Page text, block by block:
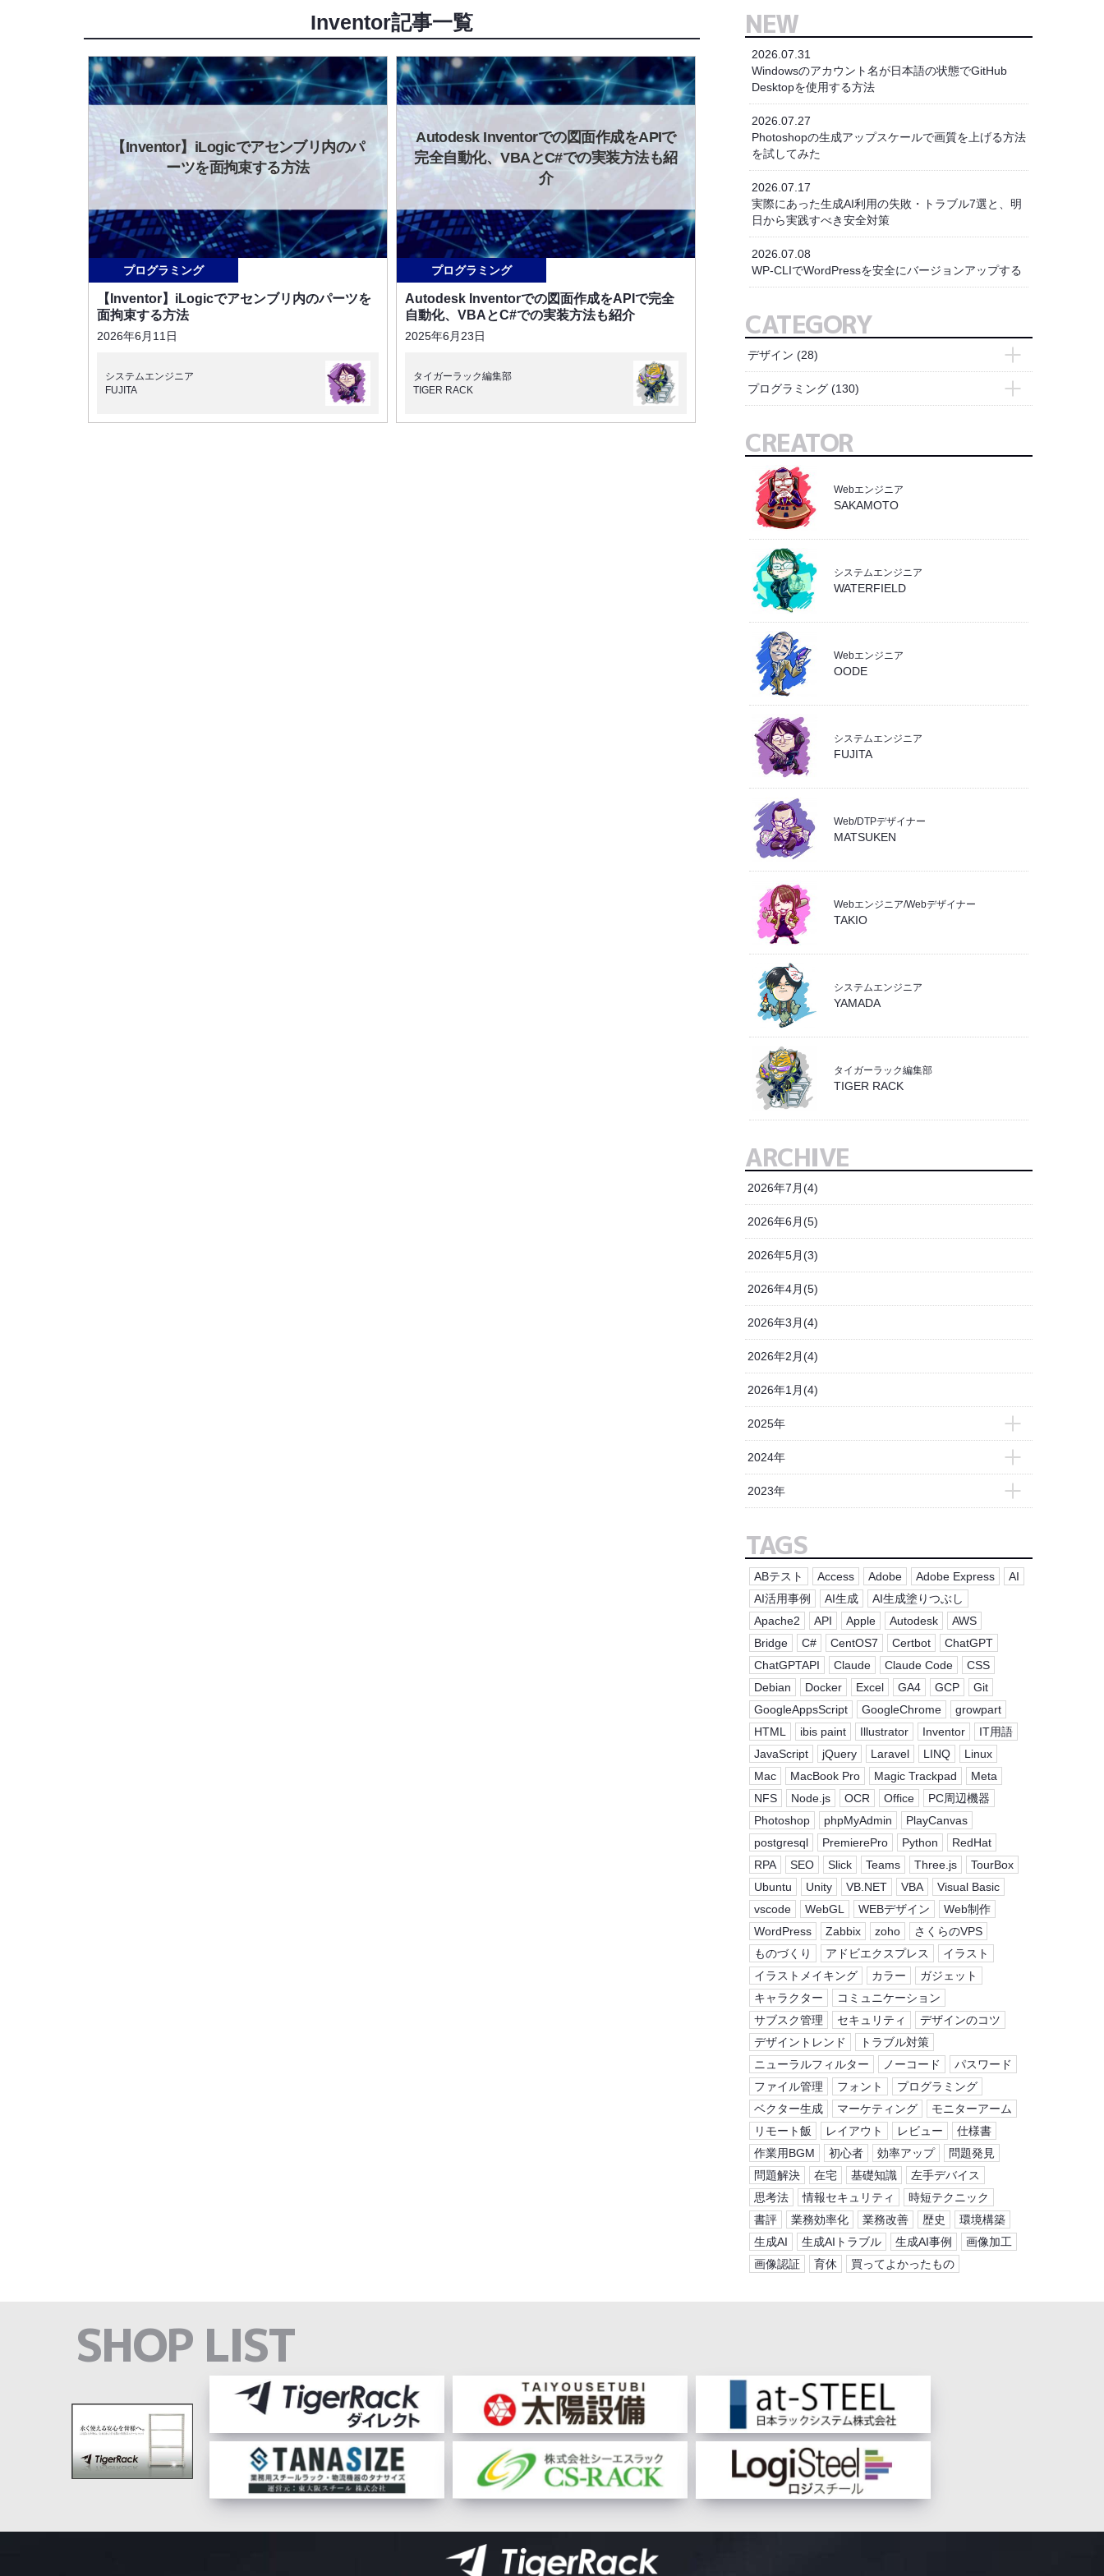
Inventor記事一覧
【Inventor】iLogicでアセンブリ内のパ
ーツを面拘束する方法
プログラミング
【Inventor】iLogicでアセンブリ内のパーツを
面拘束する方法
2026年6月11日
システムエンジニア
FUJITA
Autodesk Inventorでの図面作成をAPIで
完全自動化、VBAとC#での実装方法も紹
介
プログラミング
Autodesk Inventorでの図面作成をAPIで完全
自動化、VBAとC#での実装方法も紹介
2025年6月23日
タイガーラック編集部
TIGER RACK
NEW
2026.07.31
Windowsのアカウント名が日本語の状態でGitHub
Desktopを使用する方法
2026.07.27
Photoshopの生成アップスケールで画質を上げる方法
を試してみた
2026.07.17
実際にあった生成AI利用の失敗・トラブル7選と、明
日から実践すべき安全対策
2026.07.08
WP-CLIでWordPressを安全にバージョンアップする
CATEGORY
デザイン (28)
- Adobe Express(2)
- Bridge(1)
- Illustrator(7)
- Photoshop(10)
- PremierePro
(1)
- イラスト(5)
- 業務効率化(4)
プログラミング(130)
- Docker(4)
- Excel(3)
- git(6)
- Linux(20)
- PHP(12)
- SQL(18)
- WebGL(1)
- wordpress(4)
- ZOHO(6)
- システム
- バックエンド
- フロントエンド
- 業務効率化
(35)
CREATOR
Webエンジニア
SAKAMOTO
システムエンジニア
WATERFIELD
Webエンジニア
OODE
システムエンジニア
FUJITA
Web/DTPデザイナー
MATSUKEN
Webエンジニア/Webデザイナー
TAKIO
システムエンジニア
YAMADA
タイガーラック編集部
TIGER RACK
ARCHIVE
2026年7月(4)
2026年6月(5)
2026年5月(3)
2026年4月(5)
2026年3月(4)
2026年2月(4)
2026年1月(4)
2025年
- 2025年12月(3)
- 2025年11月(4)
- 2025年10月(6)
- 2025年8月(3)
- 2025年7月(4)
- 2025年6月(5)
- 2025年5月(4)
- 2025年4月(4)
- 2025年3月(4)
- 2025年2月(4)
- 2025年1月(5)
2024年
- 2024年12月(3)
- 2024年11月(5)
- 2024年10月(4)
- 2024年9月(4)
- 2024年8月(3)
- 2024年7月(5)
- 2024年6月(4)
- 2024年5月(4)
- 2024年4月(4)
- 2024年3月(4)
- 2024年2月(5)
- 2024年1月(3)
2023年
- 2023年11月(4)
- 2023年10月(4)
- 2023年9月(5)
- 2023年8月(2)
- 2023年7月(4)
- 2023年6月(1)
- 2023年5月(1)
- 2023年4月(8)
TAGS
ABテスト Access Adobe Adobe Express
AI
AI活用事例
AI生成
AI生成塗りつぶし
Apache2
API Apple Autodesk
AWS
Bridge
C# CentOS7 Certbot
ChatGPT
ChatGPTAPI
Claude Claude Code
CSS
Debian
Docker Excel GA4 GCP
Git
GoogleAppsScript
GoogleChrome
growpart
HTML
ibis paint Illustrator Inventor
IT用語
JavaScript
jQuery Laravel LINQ
Linux
Mac
MacBook Pro Magic Trackpad
Meta
NFS
Node.js OCR Office
PC周辺機器
Photoshop
phpMyAdmin
PlayCanvas
postgresql
PremierePro Python
RedHat
RPA
SEO Slick Teams Three.js
TourBox
Ubuntu
Unity VB.NET VBA
Visual Basic
vscode
WebGL WEBデザイン
Web制作
WordPress
Zabbix zoho
さくらのVPS
ものづくり
アドビエクスプレス
イラスト
イラストメイキング
カラー
ガジェット
キャラクター
コミュニケーション
サブスク管理
セキュリティ
デザインのコツ
デザイントレンド
トラブル対策
ニューラルフィルター
ノーコード
パスワード
ファイル管理
フォント
プログラミング
ベクター生成
マーケティング
モニターアーム
リモート飯
レイアウト レビュー
仕様書
作業用BGM
初心者 効率アップ
問題発見
問題解決
在宅 基礎知識
左手デバイス
思考法
情報セキュリティ
時短テクニック
書評
業務効率化 業務改善 歴史
環境構築
生成AI
生成AIトラブル 生成AI事例
画像加工
画像認証
育休 買ってよかったもの
SHOP LIST